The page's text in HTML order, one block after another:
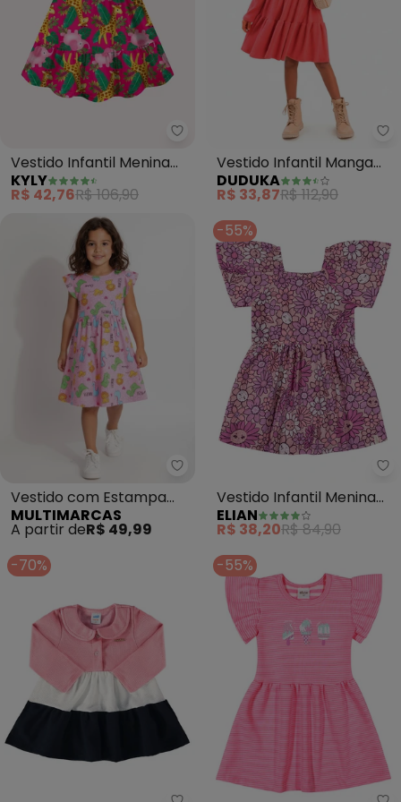
Kyly - Vestido Infantil Menina
Vestido Infantil Menina
em Algodão (Rosa)
KYLY
R$ 42,76R$ 106,90
Vestido Infantil Manga
Bufante (Rosa)
DUDUKA
R$ 33,87R$ 112,90
Multimarcas - Vestido com
Vestido com Estampa
Dinos (Rosa)
MULTIMARCAS
A partir deR$ 49,99
-55%
Vestido Infantil Menina
Floral Alegre (Rosa)
ELIAN
R$ 38,20R$ 84,90
-70%
-55%